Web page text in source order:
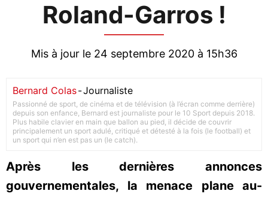
Roland-Garros !
Mis à jour le 24 septembre 2020 à 15h36
Bernard Colas-Journaliste
Passionné de sport, de cinéma et de télévision (à l’écran comme derrière)
depuis son enfance, Bernard est journaliste pour le 10 Sport depuis 2018.
Plus habile clavier en main que ballon au pied, il décide de couvrir
principalement un sport adulé, critiqué et détesté à la fois (le football) et
un sport qui n’en est pas un (le catch).
Après les dernières annonces
gouvernementales, la menace plane au-